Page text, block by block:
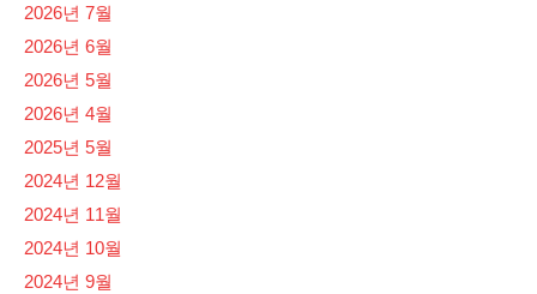
2026년 7월
2026년 6월
2026년 5월
2026년 4월
2025년 5월
2024년 12월
2024년 11월
2024년 10월
2024년 9월